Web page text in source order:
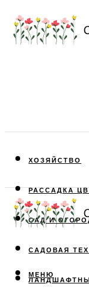
ХОЗЯЙСТВО
РАССАДКА
САД И
САДОВАЯ
МЕНЮ